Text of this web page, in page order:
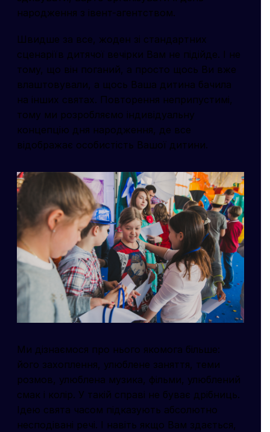
народження з івент-агентством.
Швидше за все, жоден зі стандартних
сценаріїв дитячої вечірки Вам не підійде. І не
тому, що він поганий, а просто щось Ви вже
влаштовували, а щось Ваша дитина бачила
на інших святах. Повторення неприпустимі,
тому ми розробляємо індивідуальну
концепцію дня народження, де все
відображає особистість Вашої дитини.
Ми дізнаємося про нього якомога більше:
його захоплення, улюблене заняття, теми
розмов, улюблена музика, фільми, улюблений
смак і колір. У такій справі не буває дрібниць.
Ідею свята часом підказують абсолютно
несподівані речі. І навіть якщо Вам здається,